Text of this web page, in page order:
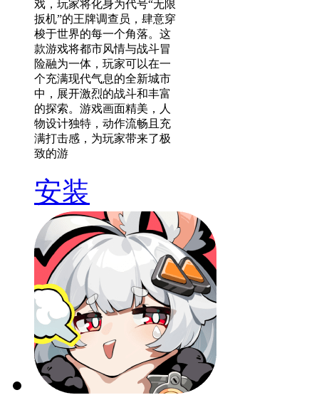
戏，玩家将化身为代号“无限
扳机”的王牌调查员，肆意穿
梭于世界的每一个角落。这
款游戏将都市风情与战斗冒
险融为一体，玩家可以在一
个充满现代气息的全新城市
中，展开激烈的战斗和丰富
的探索。游戏画面精美，人
物设计独特，动作流畅且充
满打击感，为玩家带来了极
致的游
安装